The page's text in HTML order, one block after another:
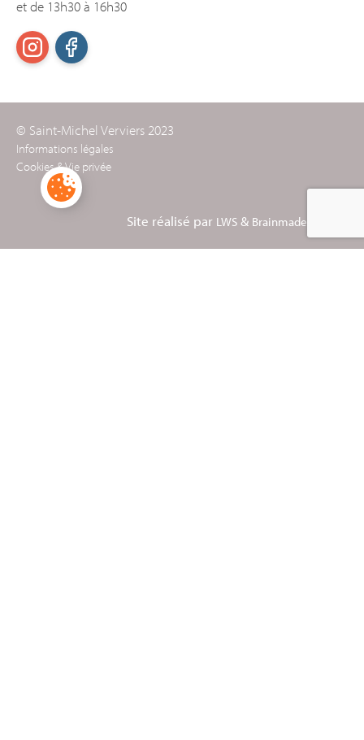
et de 13h30 à 16h30
© Saint-Michel Verviers 2023
Informations légales
Cookies & Vie privée
Site réalisé par LWS & Brainmade Agency